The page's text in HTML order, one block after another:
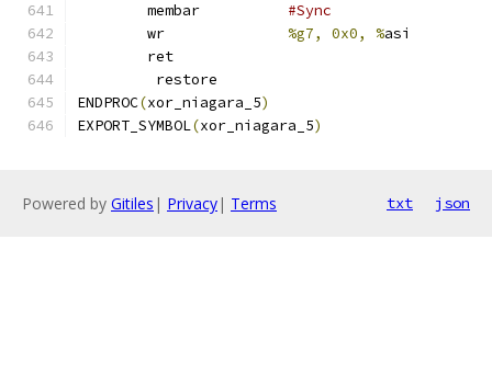
#Sync
%g7, 0x0, %asi
	ret
	 restore
ENDPROC(xor_niagara_5)
EXPORT_SYMBOL(xor_niagara_5)
Powered by Gitiles | Privacy| Terms txt json